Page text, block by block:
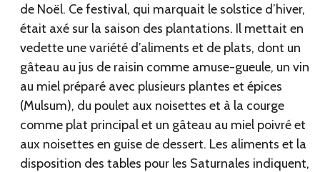
de Noël. Ce festival, qui marquait le solstice d’hiver,
était axé sur la saison des plantations. Il mettait en
vedette une variété d’aliments et de plats, dont un
gâteau au jus de raisin comme amuse-gueule, un vin
au miel préparé avec plusieurs plantes et épices
(Mulsum), du poulet aux noisettes et à la courge
comme plat principal et un gâteau au miel poivré et
aux noisettes en guise de dessert. Les aliments et la
disposition des tables pour les Saturnales indiquent,